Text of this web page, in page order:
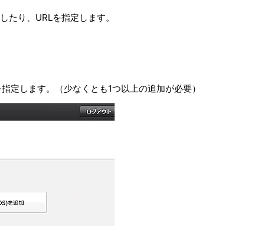
たり、URLを指定します。
定します。（少なくとも1つ以上の追加が必要）